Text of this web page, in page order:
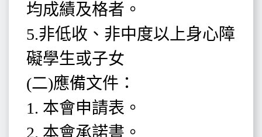
均成績及格者。
5.非低收、非中度以上身心障
礙學生或子女
(二)應備文件：
1. 本會申請表。
2. 本會承諾書。